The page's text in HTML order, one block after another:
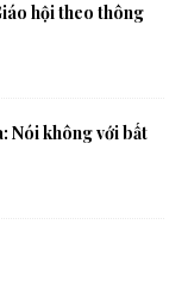
hội theo thông
Nói không với bất